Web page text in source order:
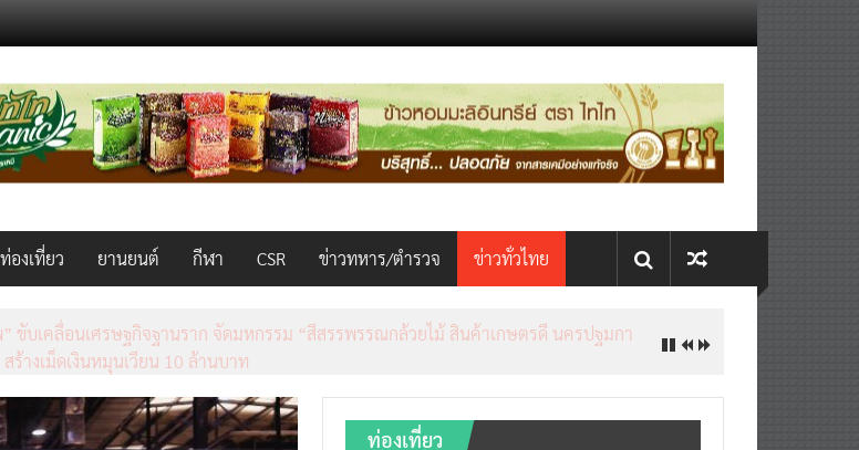
ท่องเที่ยว ยานยนต์ กีฬา CSR ข่าวทหาร/ตำรวจ ข่าวทั่วไทย
อมโอกาสสร้างรายได้เสริมผ่าน Lazada Affiliate
ท่องเที่ยว